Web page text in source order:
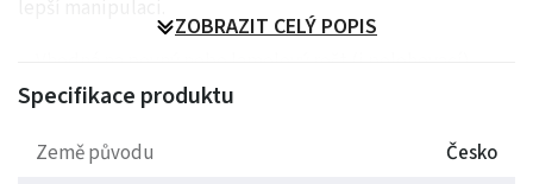
Výběr různých standartních velikostí
atypu jako nejbližší větší rozměr (např. 197x93 - cena
ZOBRAZIT CELÝ POPIS
Specifikace produktu
Země původu
Česko